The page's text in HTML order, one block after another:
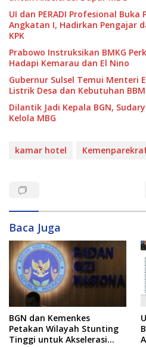
UI dan PERADI Profesional Buka
Angkatan I, Hadirkan Pengajar
KPK
Prabowo Instruksikan BMKG
Hadapi Kemarau dan El Nino
Gubernur Sulsel Temui Menteri
Listrik Desa dan Kebutuhan
Dilantik Jadi Kepala BGN,
Kelola MBG
kamar hotel
Baca Juga
BGN dan Kemenkes
Petakan Wilayah Stunting
Tinggi untuk Akselerasi